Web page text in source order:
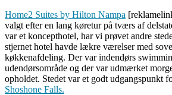
Home2 Suites by Hilton Nampa
valgt efter en lang køretur på tværs af
var et koncepthotel, har vi prøvet andre
stjernet hotel havde lækre værelser med
køkkenafdeling. Der var indendørs
udendørsområde og der var udmærket
opholdet. Stedet var et godt udgangspunkt
Shoshone Falls.